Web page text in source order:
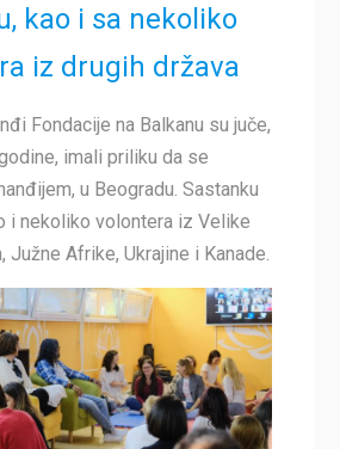
kao i sa nekoliko
iz drugih država
Fondacije na Balkanu su juče,
imali priliku da se
u Beogradu. Sastanku
i nekoliko volontera iz Velike
Južne Afrike, Ukrajine i Kanade.